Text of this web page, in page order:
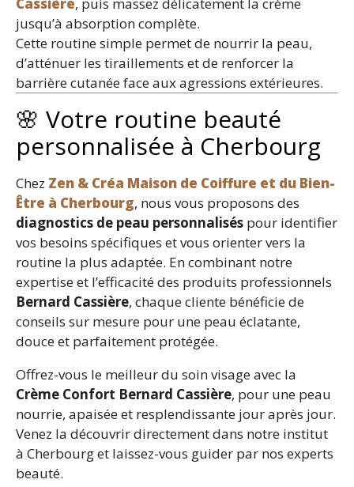
jusqu’à absorption complète.
Cette routine simple permet de nourrir la peau,
d’atténuer les tiraillements et de renforcer la
barrière cutanée face aux agressions extérieures.
🌸 Votre routine beauté
personnalisée à Cherbourg
Chez Zen & Créa Maison de Coiffure et du Bien-
Être à Cherbourg, nous vous proposons des
diagnostics de peau personnalisés pour identifier
vos besoins spécifiques et vous orienter vers la
routine la plus adaptée. En combinant notre
expertise et l’efficacité des produits professionnels
Bernard Cassière, chaque cliente bénéficie de
conseils sur mesure pour une peau éclatante,
douce et parfaitement protégée.
Offrez-vous le meilleur du soin visage avec la
Crème Confort Bernard Cassière, pour une peau
nourrie, apaisée et resplendissante jour après jour.
Venez la découvrir directement dans notre institut
à Cherbourg et laissez-vous guider par nos experts
beauté.